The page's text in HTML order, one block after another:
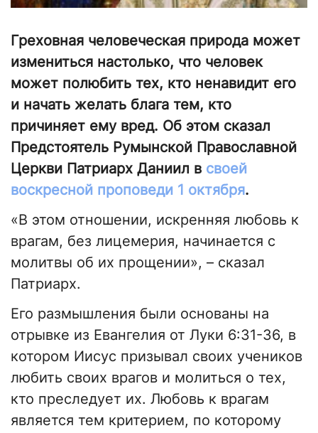
Греховная человеческая природа может
измениться настолько, что человек
может полюбить тех, кто ненавидит его
и начать желать блага тем, кто
причиняет ему вред. Об этом сказал
Предстоятель Румынской Православной
Церкви Патриарх Даниил в своей
воскресной проповеди 1 октября.
«В этом отношении, искренняя любовь к
врагам, без лицемерия, начинается с
молитвы об их прощении», – сказал
Патриарх.
Его размышления были основаны на
отрывке из Евангелия от Луки 6:31-36, в
котором Иисус призывал своих учеников
любить своих врагов и молиться о тех,
кто преследует их. Любовь к врагам
является тем критерием, по которому